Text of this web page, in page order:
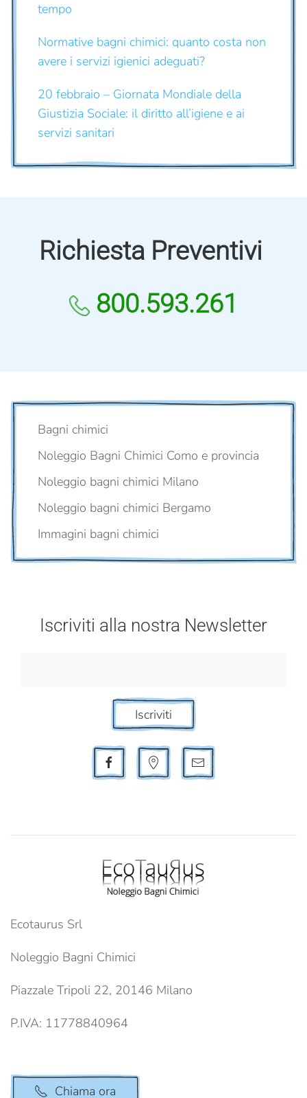
tempo
Normative bagni chimici: quanto costa non
avere i servizi igienici adeguati?
20 febbraio – Giornata Mondiale della
Giustizia Sociale: il diritto all’igiene e ai
servizi sanitari
Richiesta Preventivi
800.593.261
Bagni chimici
Noleggio Bagni Chimici Como e provincia
Noleggio bagni chimici Milano
Noleggio bagni chimici Bergamo
Immagini bagni chimici
Iscriviti alla nostra Newsletter
Iscriviti
Ecotaurus Srl
Noleggio Bagni Chimici
Piazzale Tripoli 22, 20146 Milano
P.IVA: 11778840964
Chiama ora